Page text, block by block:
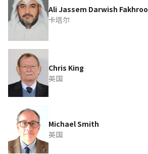
Ali Jassem Darwish Fakhroo
卡塔尔
Chris King
英国
Michael Smith
英国